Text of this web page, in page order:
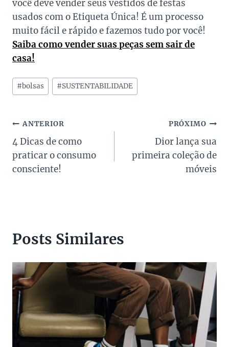
você deve vender seus vestidos de festas
usados com o Etiqueta Única! É um processo
muito fácil e rápido e fazemos tudo por você!
Saiba como vender suas peças sem sair de
casa!
Tags
do
#bolsas #SUSTENTABILIDADE
Navegação
de
Post
ANTERIOR
4 Dicas de como
praticar o consumo
consciente!
PRÓXIMO
Dior lança sua
primeira coleção de
móveis
Posts Similares